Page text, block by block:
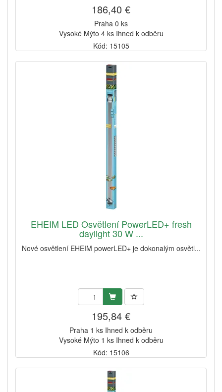
186,40 €
Praha 0 ks
Vysoké Mýto 4 ks Ihned k odběru
Kód: 15105
EHEIM LED Osvětlení PowerLED+ fresh
daylight 30 W ...
Nové osvětlení EHEIM powerLED+ je dokonalým osvětl...
195,84 €
Praha 1 ks Ihned k odběru
Vysoké Mýto 1 ks Ihned k odběru
Kód: 15106